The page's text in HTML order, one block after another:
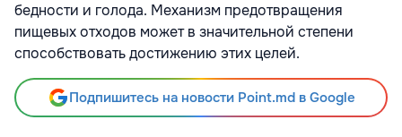
бедности и голода. Механизм предотвращения
пищевых отходов может в значительной степени
способствовать достижению этих целей.
Подпишитесь на новости Point.md в Google